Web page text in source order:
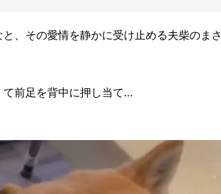
、その愛情を静かに受け止める夫柴のまさ
て前足を背中に押し当て…